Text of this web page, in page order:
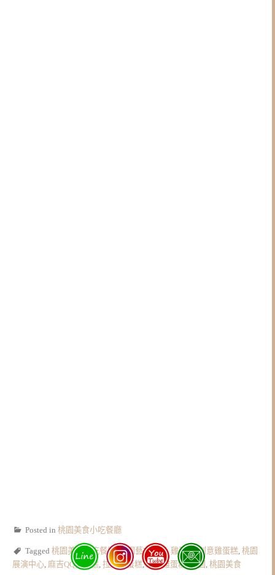
Posted in 桃園美食小吃餐廳
Tagged 桃園美食小吃餐廳,桃園藝文特區,雞蛋糕,創意雞蛋糕, 桃園
展演中心, 麻吉QQ雞蛋糕, 拉絲雞蛋糕,牽絲雞蛋糕,桃園 , 桃園美食